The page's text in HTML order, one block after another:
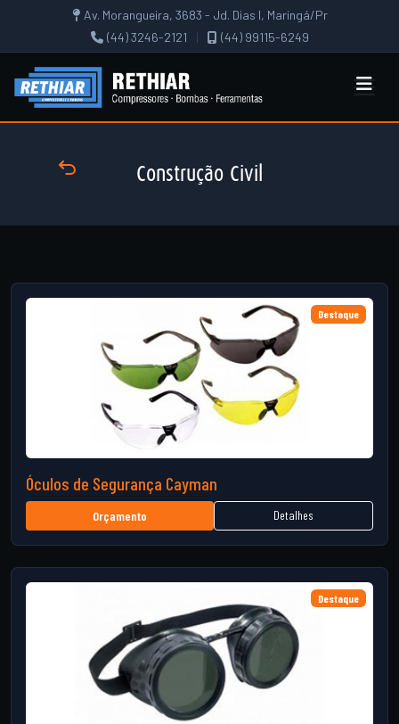
Av. Morangueira, 3683 - Jd. Dias I, Maringá/Pr
(44) 3246-2121
| (44) 99115-6249
Construção Civil
Destaque
Óculos de Segurança Cayman
Orçamento Detalhes
Destaque